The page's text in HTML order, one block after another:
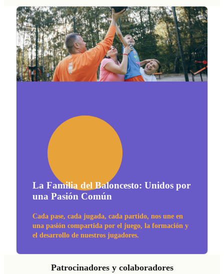
La Familia del Baloncesto: Unidos por
una Pasión Común
Cada pase, cada jugada, cada partido, nos une en
una pasión compartida por el juego, la formación y
el desarrollo de nuestros jugadores.
Patrocinadores y colaboradores